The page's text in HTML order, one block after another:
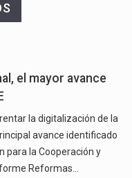
el mayor avance
la digitalización de la
avance identificado
para la Cooperación y
Reformas…